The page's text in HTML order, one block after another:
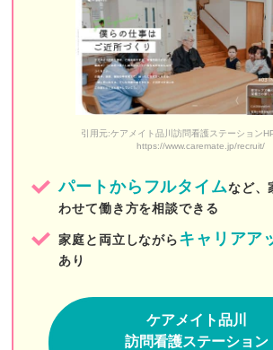
レインボー訪問看護リハビリステーシ
九段訪問看護ステーション
コモド訪問看護ステーション
MIRAI訪問看護ステーション東京
訪問看護ステーションすぴか
フレアス訪問看護ステーション
ツクイ訪問看護サービス
ヘルパーステーション中野
江戸東京訪問看護リハビリステーション
引用元:ケアメイト品川訪問看護ステーション
https://www.caremate.jp/recruit/
パートからフルタイムなど、
わせて働き方を相談できる
家庭と両立しながらキャリアア
あり
ケアメイト品川
訪問看護ステーション